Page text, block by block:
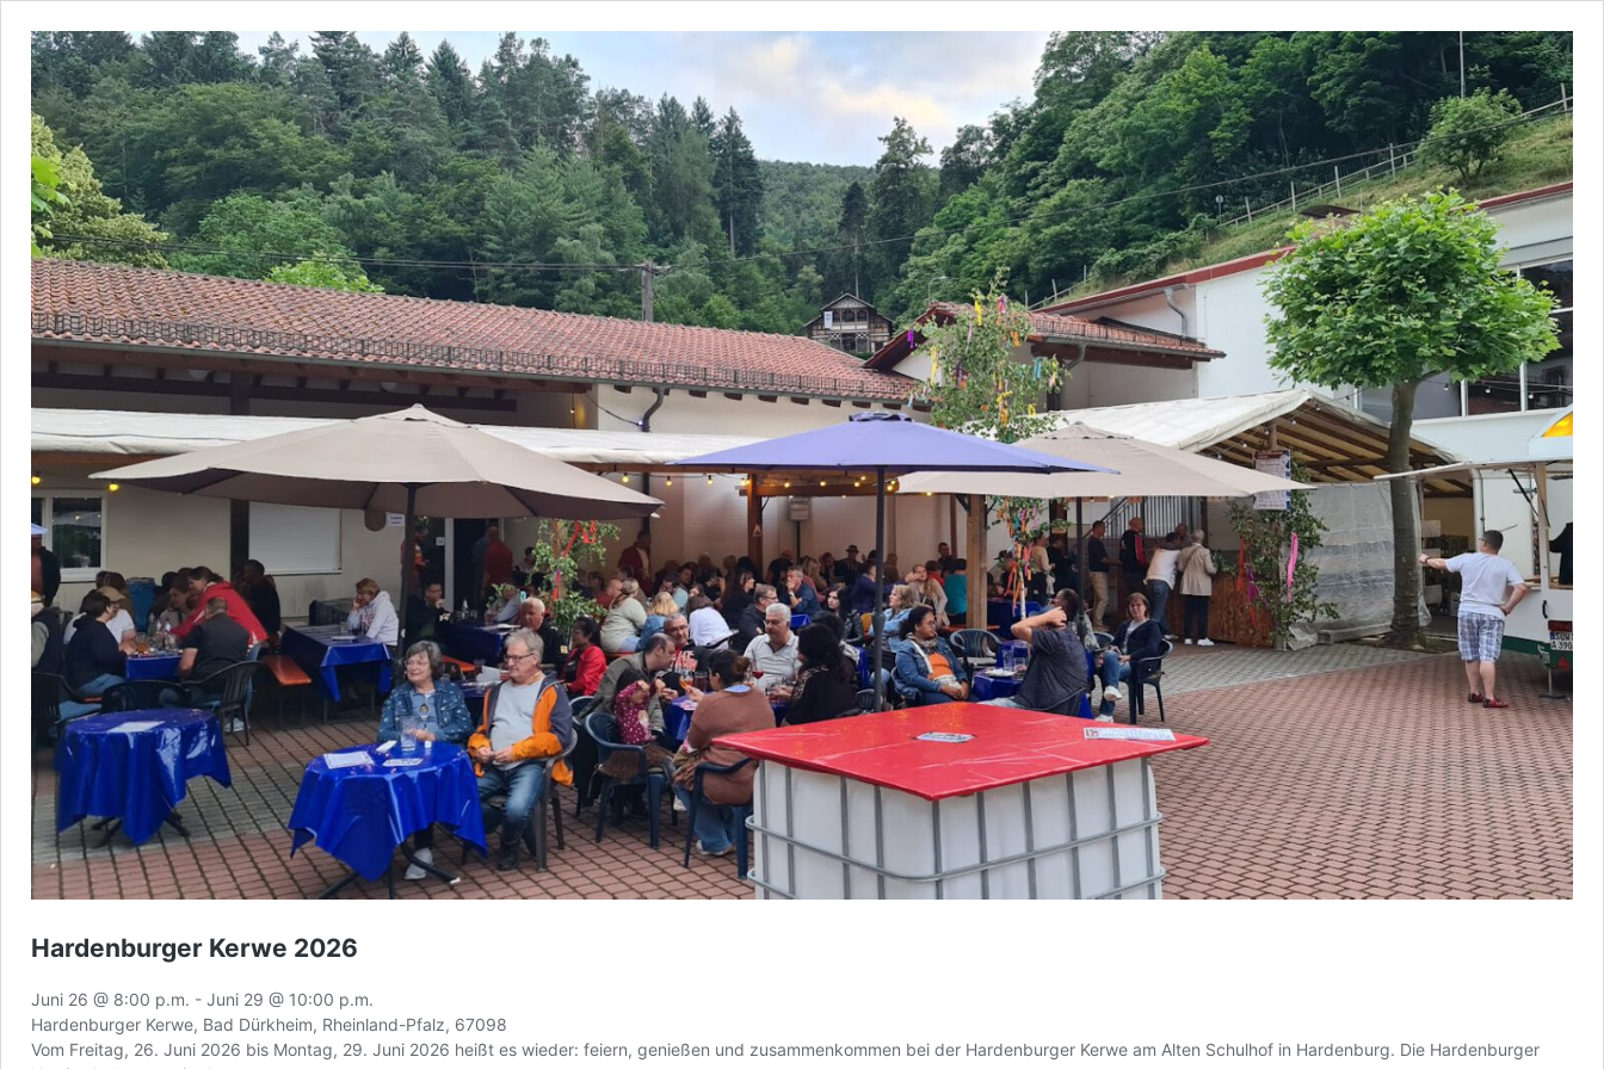
Hardenburger Kerwe 2026
Juni 26 @ 8:00 p.m. - Juni 29 @ 10:00 p.m.
Hardenburger Kerwe, Bad Dürkheim, Rheinland-Pfalz, 67098
Vom Freitag, 26. Juni 2026 bis Montag, 29. Juni 2026 heißt es wieder: feiern, genießen und zusammenkommen bei der Hardenburger Kerwe am Alten Schulhof in Hardenburg. Die Hardenburger